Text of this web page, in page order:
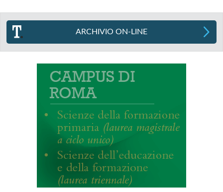
ARCHIVIO ON-LINE